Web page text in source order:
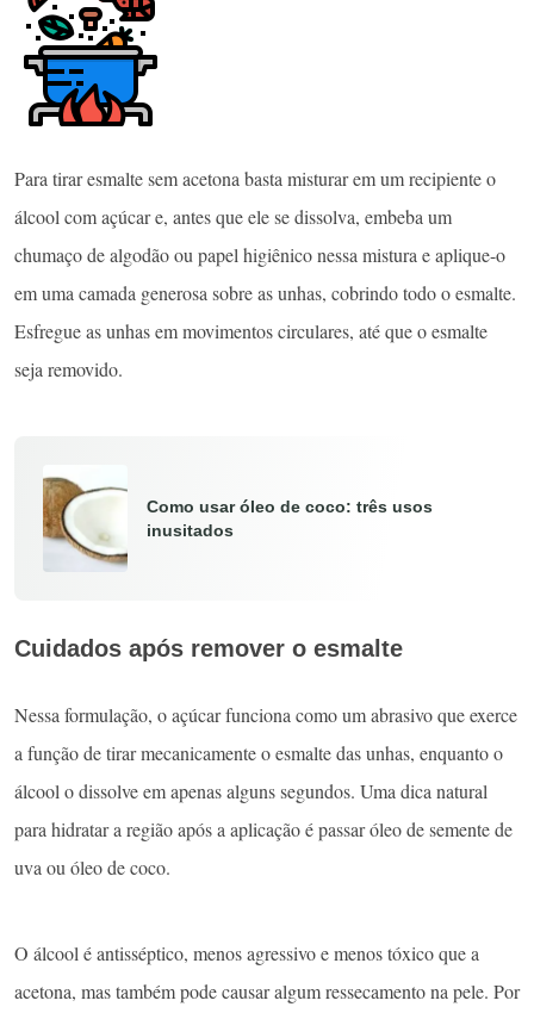
Para tirar esmalte sem acetona basta misturar em um recipiente o
álcool com açúcar e, antes que ele se dissolva, embeba um
chumaço de algodão ou papel higiênico nessa mistura e aplique-o
em uma camada generosa sobre as unhas, cobrindo todo o esmalte.
Esfregue as unhas em movimentos circulares, até que o esmalte
seja removido.
Como usar óleo de coco: três usos
inusitados
Cuidados após remover o esmalte
Nessa formulação, o açúcar funciona como um abrasivo que exerce
a função de tirar mecanicamente o esmalte das unhas, enquanto o
álcool o dissolve em apenas alguns segundos. Uma dica natural
para hidratar a região após a aplicação é passar óleo de semente de
uva ou óleo de coco.
O álcool é antisséptico, menos agressivo e menos tóxico que a
acetona, mas também pode causar algum ressecamento na pele. Por